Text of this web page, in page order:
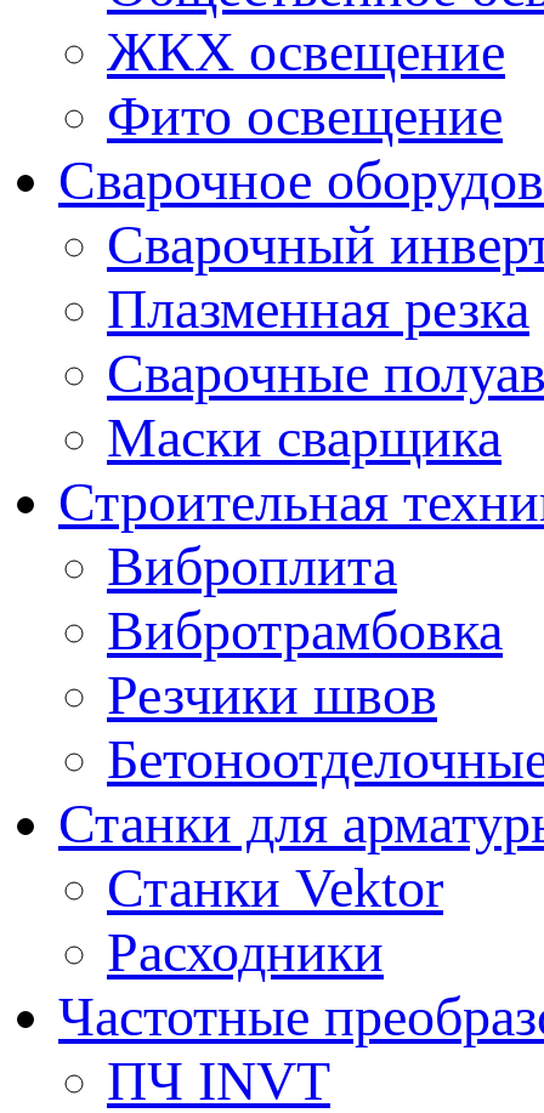
ЖКХ освещение
Фито освещение
Сварочное
Сварочный
Плазменная резка
Сварочные
Маски сварщика
Строительная
Виброплита
Вибротрамбовка
Резчики швов
Станки для
Станки Vektor
Расходники
Частотные
ПЧ INVT